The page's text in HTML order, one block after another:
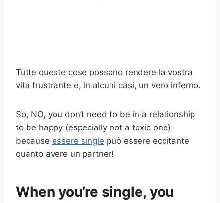
Tutte queste cose possono rendere la vostra
vita frustrante e, in alcuni casi, un vero inferno.
So, NO, you don’t need to be in a relationship
to be happy (especially not a toxic one)
because essere single può essere eccitante
quanto avere un partner!
When you’re single, you